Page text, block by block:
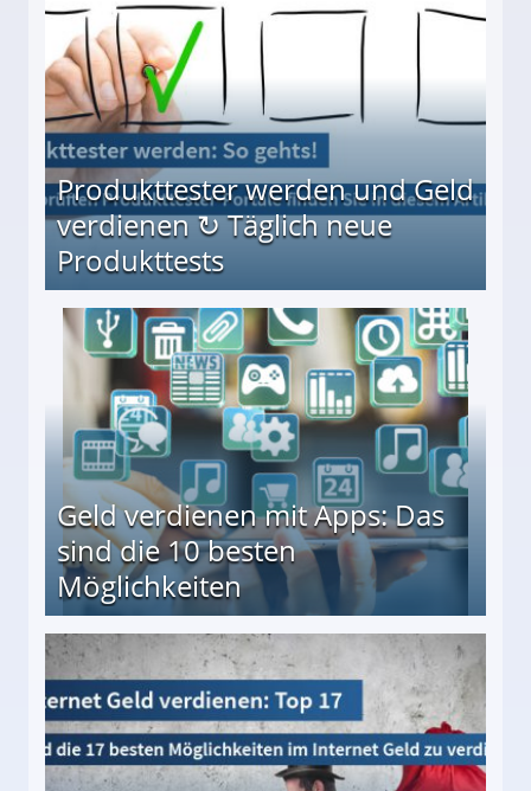
Produkttester werden und Geld
verdienen ↻ Täglich neue
Produkttests
↻ Täglich neue Produkttests
Geld verdienen mit Apps: Das
sind die 10 besten
Möglichkeiten
besten Möglichkeiten